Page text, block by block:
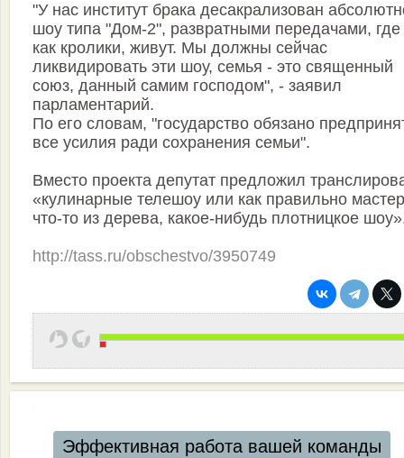
"У нас институт брака десакрализован
шоу типа "Дом-2", развратными передачами, где
как кролики, живут. Мы должны сейчас
ликвидировать эти шоу, семья - это священный
союз, данный самим господом", - заявил
парламентарий.
По его словам, "государство обязано
все усилия ради сохранения семьи".
Вместо проекта депутат предложил
«кулинарные телешоу или как правильно
что-то из дерева, какое-нибудь плотницкое
http://tass.ru/obschestvo/3950749
Эффективная работа вашей команды